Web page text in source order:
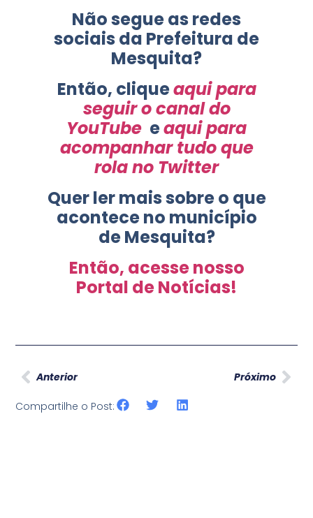
Não segue as redes
sociais da Prefeitura de
Mesquita?
Então, cliqueaqui para
seguir o canal do
YouTube eaqui para
acompanhar tudo que
rola no Twitter
Quer ler mais sobre o que
acontece no município
de Mesquita?
Então, acesse nosso
Portal de Notícias!
Anterior Próximo
Compartilhe o Post: